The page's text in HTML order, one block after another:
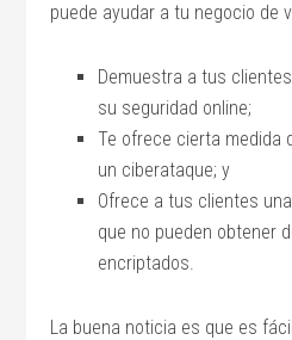
puede ayudar a tu negocio de
Demuestra a tus
su seguridad online;
Te ofrece cierta medida
un ciberataque; y
Ofrece a tus clientes
que no pueden obtener
encriptados.
La buena noticia es que es